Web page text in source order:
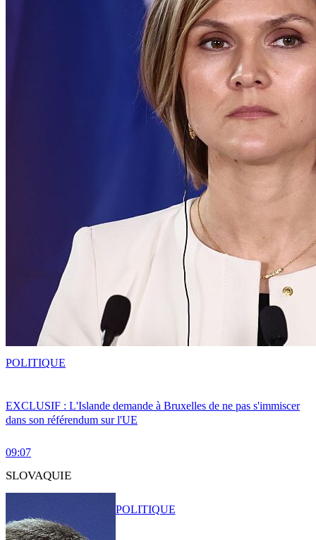
EXCLUSIF : L'Islande demande à Bruxelles de ne pas s'immiscer
dans son référendum sur l'UE
09:07
POLITIQUE
SLOVAQUIE
POLITIQUE